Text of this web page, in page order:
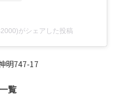
がシェアした投稿
明747-17
覧